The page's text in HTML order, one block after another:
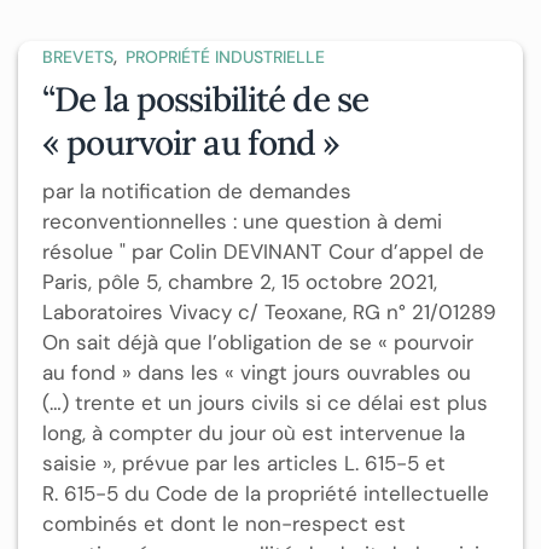
BREVETS, PROPRIÉTÉ INDUSTRIELLE
“De la possibilité de se
« pourvoir au fond »
par la notification de demandes
reconventionnelles : une question à demi
résolue " par Colin DEVINANT Cour d’appel de
Paris, pôle 5, chambre 2, 15 octobre 2021,
Laboratoires Vivacy c/ Teoxane, RG n° 21/01289
On sait déjà que l’obligation de se « pourvoir
au fond » dans les « vingt jours ouvrables ou
(…) trente et un jours civils si ce délai est plus
long, à compter du jour où est intervenue la
saisie », prévue par les articles L. 615-5 et
R. 615-5 du Code de la propriété intellectuelle
combinés et dont le non-respect est